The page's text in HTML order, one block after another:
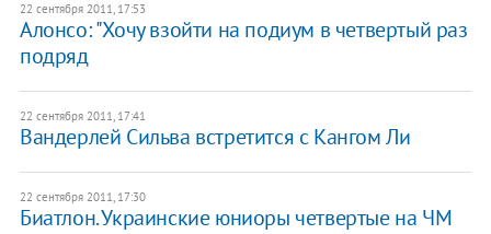
22 сентября 2011, 17:53
Алонсо: "Хочу взойти на подиум в четвертый раз
подряд
22 сентября 2011, 17:41
Вандерлей Сильва встретится с Кангом Ли
22 сентября 2011, 17:30
Биатлон. Украинские юниоры четвертые на ЧМ